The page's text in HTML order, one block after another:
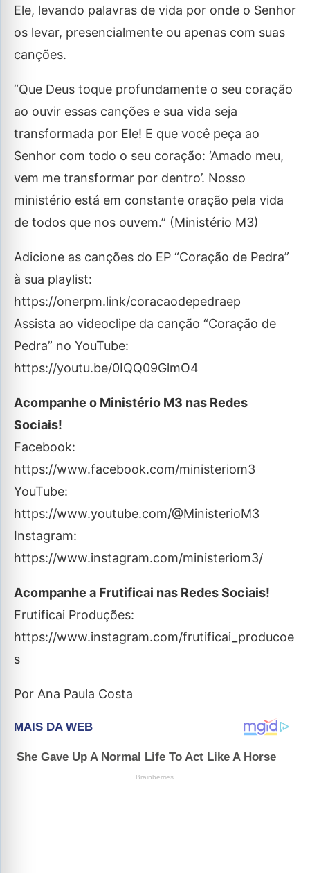
Ele, levando palavras de vida por onde o Senhor
os levar, presencialmente ou apenas com suas
canções.
“Que Deus toque profundamente o seu coração
ao ouvir essas canções e sua vida seja
transformada por Ele! E que você peça ao
Senhor com todo o seu coração: ‘Amado meu,
vem me transformar por dentro’. Nosso
ministério está em constante oração pela vida
de todos que nos ouvem.” (Ministério M3)
Adicione as canções do EP “Coração de Pedra”
à sua playlist:
https://onerpm.link/coracaodepedraep
Assista ao videoclipe da canção “Coração de
Pedra” no YouTube:
https://youtu.be/0IQQ09GlmO4
Acompanhe o Ministério M3 nas Redes
Sociais!
Facebook:
https://www.facebook.com/ministeriom3
YouTube:
https://www.youtube.com/@MinisterioM3
Instagram:
https://www.instagram.com/ministeriom3/
Acompanhe a Frutificai nas Redes Sociais!
Frutificai Produções:
https://www.instagram.com/frutificai_producoe
s
Por Ana Paula Costa